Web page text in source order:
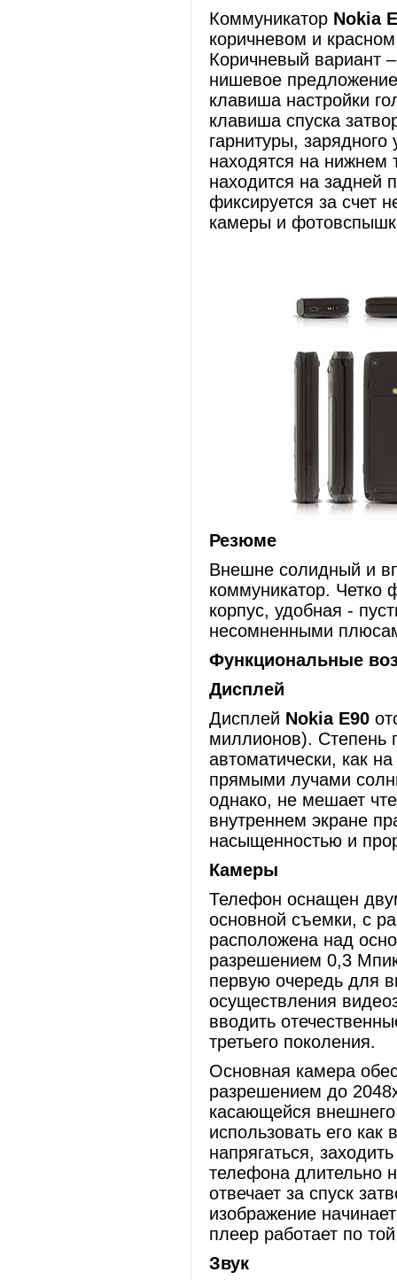
Коммуникатор Nokia
коричневом и
Коричневый вариант
нишевое
клавиша настройки
клавиша спуска
гарнитуры,
находятся на нижнем
находится на задней
фиксируется за счет
камеры и
Резюме
Внешне солидный и
коммуникатор.
корпус, удобная -
несомненными
Функциональные
Дисплей
Дисплей Nokia E90
миллионов). Степень
автоматически, как
прямыми лучами
однако, не мешает
внутреннем экране
насыщенностью и
Камеры
Телефон оснащен
основной съемки, с
расположена над
разрешением 0,3
первую очередь для
осуществления
вводить
третьего поколения.
Основная камера
разрешением до
касающейся
использовать его как
напрягаться,
телефона длительно
отвечает за спуск
изображение
плеер работает по
Звук